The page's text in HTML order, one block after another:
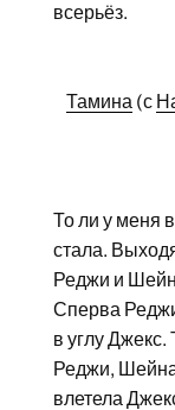
всерьёз.
Тамина (с
То ли у меня
стала.
Реджи и
Сперва
в углу
Реджи,
влетела